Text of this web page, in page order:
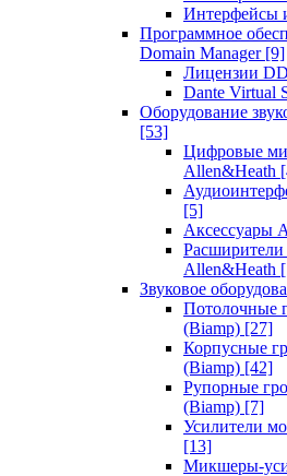
Интерфейсы
Программное
Domain Manager [9]
Лицензии
Dante Virtual
Оборудование
[53]
Цифровые
Allen&Heath
[5]
Аксессуары
Расширители
Allen&Heath
Звуковое
Потолочные
(Biamp) [27]
Корпусные
(Biamp) [42]
Рупорные
(Biamp) [7]
Усилители
[13]
Микшеры-